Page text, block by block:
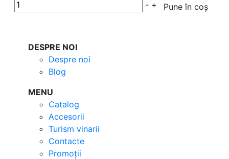
- + Pune în coș
DESPRE NOI
Despre noi
Blog
MENU
Catalog
Accesorii
Turism vinarii
Contacte
Promoții